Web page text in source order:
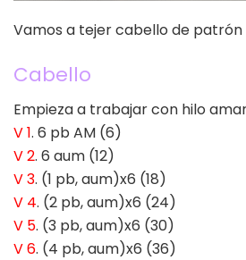
Vamos a tejer cabello de patrón
Cabello
Empieza a trabajar con hilo
V 1. 6 pb AM (6)
V 2. 6 aum (12)
V 3. (1 pb, aum)x6 (18)
V 4. (2 pb, aum)x6 (24)
V 5. (3 pb, aum)x6 (30)
V 6. (4 pb, aum)x6 (36)